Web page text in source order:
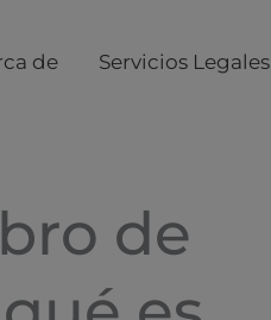
de Servicios Legales
de